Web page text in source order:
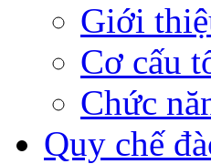
Giới
Cơ cấu
Chức
Quy chế